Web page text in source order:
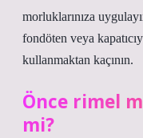
morluklarınıza
fondöten veya
kullanmaktan kaçının.
Önce rimel
mi?